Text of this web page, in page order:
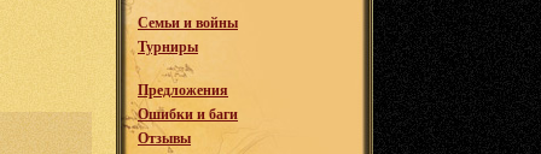
Семьи и войны
Турниры
Предложения
Ошибки и баги
Отзывы